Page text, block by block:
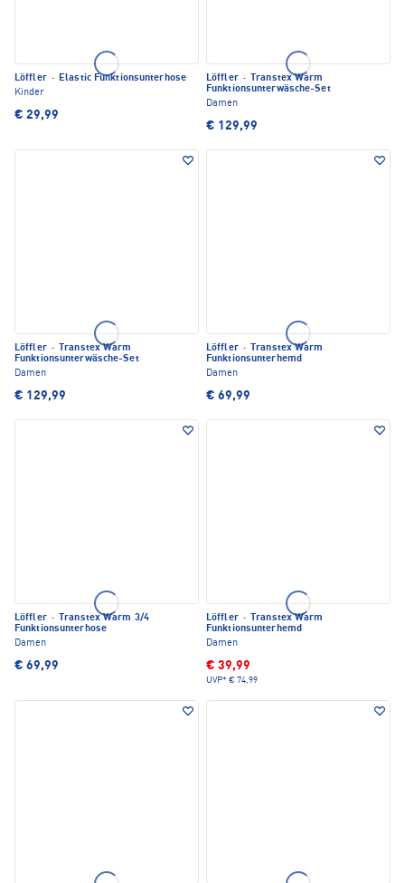
Löffler · Elastic Funktionsunterhose
Kinder
€ 29,99
Löffler ·
Transtex Warm
Funktionsunterwäsche-Set
Damen
€ 129,99
Löffler ·
Transtex Warm
Funktionsunterwäsche-Set
Damen
€ 129,99
Löffler ·
Transtex Warm
Funktionsunterhemd
Damen
€ 69,99
Löffler ·
Transtex Warm 3/4
Funktionsunterhose
Damen
€ 69,99
Löffler ·
Transtex Warm
Funktionsunterhemd
Damen
€ 39,99
UVP* € 74,99